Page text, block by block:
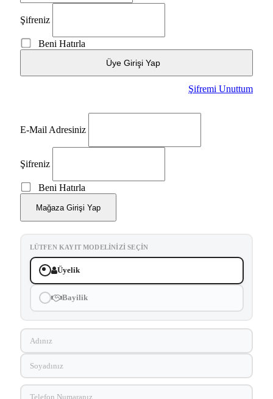
Şifreniz
Beni Hatırla
Üye Girişi Yap
Şifremi Unuttum
E-Mail Adresiniz
Şifreniz
Beni Hatırla
Mağaza Girişi Yap
LÜTFEN KAYIT MODELINIZI SEÇIN
Üyelik
Bayilik